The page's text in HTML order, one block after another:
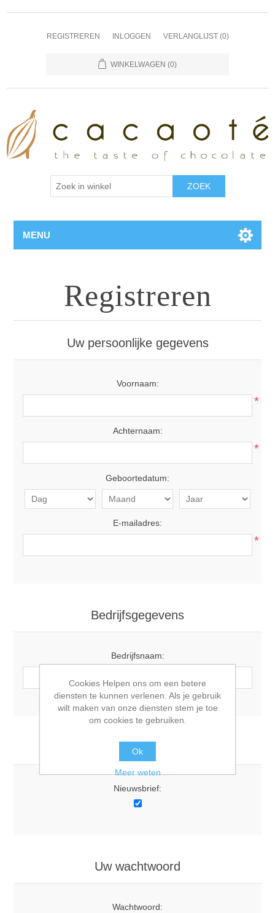
REGISTREREN INLOGGEN VERLANGLIJST (0)
WINKELWAGEN (0)
MENU
Registreren
Uw persoonlijke gegevens
Voornaam:
*
Achternaam:
*
Geboortedatum:
E-mailadres:
*
Bedrijfsgegevens
Bedrijfsnaam:
Opties
Nieuwsbrief:
Uw wachtwoord
Wachtwoord:
Cookies Helpen ons om een betere
diensten te kunnen verlenen. Als je gebruik
wilt maken van onze diensten stem je toe
om cookies te gebruiken.
Ok
Meer weten